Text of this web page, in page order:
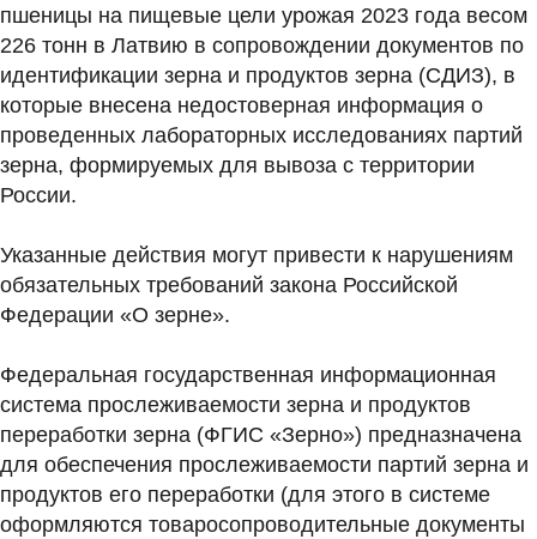
пшеницы на пищевые цели урожая 2023 года весом
226 тонн в Латвию в сопровождении документов по
идентификации зерна и продуктов зерна (СДИЗ), в
которые внесена недостоверная информация о
проведенных лабораторных исследованиях партий
зерна, формируемых для вывоза с территории
России.
Указанные действия могут привести к нарушениям
обязательных требований закона Российской
Федерации «О зерне».
Федеральная государственная информационная
система прослеживаемости зерна и продуктов
переработки зерна (ФГИС «Зерно») предназначена
для обеспечения прослеживаемости партий зерна и
продуктов его переработки (для этого в системе
оформляются товаросопроводительные документы